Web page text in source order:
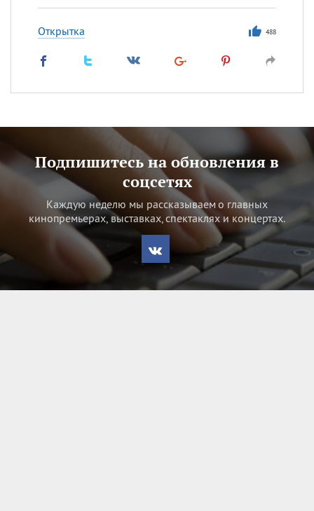
Открытка 488
Подпишитесь на обновления в
соцсетях
Каждую неделю мы рассказываем о главных
кинопремьерах, выставках, спектаклях и концертах.